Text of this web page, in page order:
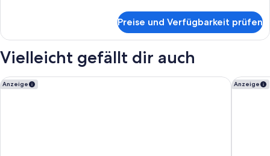
Side
Room
The
Side
Preise und Verfügbarkeit prüfen
Vielleicht gefällt dir auch
Anzeige
Hotel Nordic Anzeige
Holiday